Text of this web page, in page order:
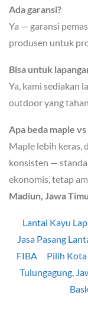
Ada garansi?
Ya — garansi
produsen untuk
Bisa untuk
Ya, kami sediakan
outdoor yang
Apa beda maple
Maple lebih keras,
konsisten —
ekonomis, tetap
Madiun, Jawa
Lantai Kayu
Jasa Pasang
FIBA
Pilih
Tulungagung,